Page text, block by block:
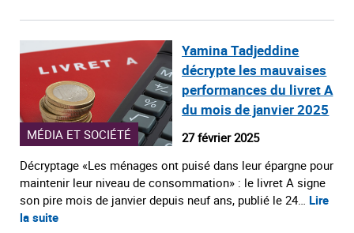
MÉDIA ET SOCIÉTÉ
Yamina Tadjeddine
décrypte les mauvaises
performances du livret A
du mois de janvier 2025
27 février 2025
Décryptage «Les ménages ont puisé dans leur épargne pour
maintenir leur niveau de consommation» : le livret A signe
son pire mois de janvier depuis neuf ans, publié le 24… Lire
la suite